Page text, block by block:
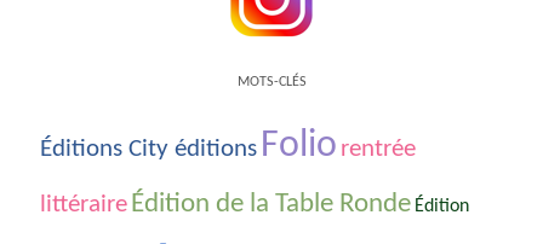
MOTS-CLÉS
Éditions City éditions Folio rentrée
littéraire Édition de la Table Ronde Édition